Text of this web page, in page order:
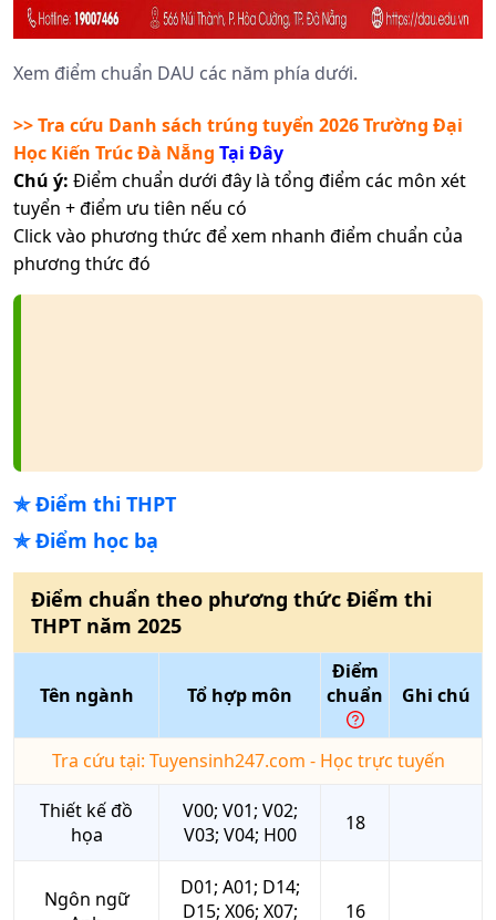
Xem điểm chuẩn DAU các năm phía dưới.
>> Tra cứu Danh sách trúng tuyển 2026Trường Đại
Học Kiến Trúc Đà Nẵng Tại Đây
Chú ý: Điểm chuẩn dưới đây là tổng điểm các môn xét
tuyển + điểm ưu tiên nếu có
Click vào phương thức để xem nhanh điểm chuẩn của
phương thức đó
✯Điểm thi THPT
✯Điểm học bạ
Điểm chuẩn theo phương thức Điểm thi
THPT năm 2025
Tên ngành Tổ hợp môn
Điểm
chuẩn
Ghi chú
Tra cứu tại: Tuyensinh247.com - Học trực tuyến
Thiết kế đồ
họa
V00; V01; V02;
V03; V04; H00
18
Ngôn ngữ
D01; A01; D14;
D15; X06; X07;
16